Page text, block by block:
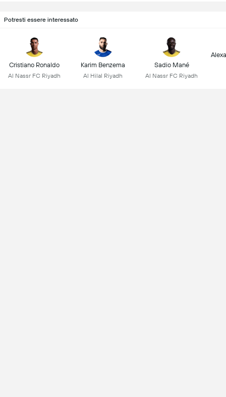
Potresti essere interessato
Cristiano Ronaldo
Al Nassr FC Riyadh
Karim Benzema
Al Hilal Riyadh
Sadio Mané
Al Nassr FC Riyadh